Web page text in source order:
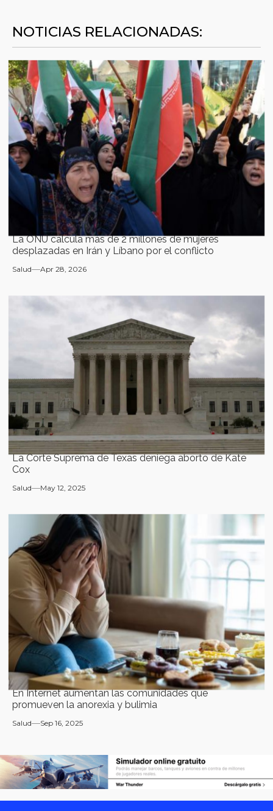
NOTICIAS RELACIONADAS:
La ONU calcula más de 2 millones de mujeres
desplazadas en Irán y Líbano por el conflicto
Salud Apr 28, 2026
La Corte Suprema de Texas deniega aborto de Kate
Cox
Salud May 12, 2025
En Internet aumentan las comunidades que
promueven la anorexia y bulimia
Salud Sep 16, 2025